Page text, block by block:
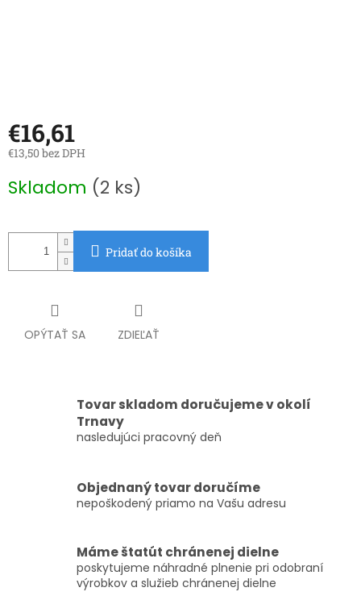
€16,61
€13,50 bez DPH
cena:
Skladom (2 ks)
Pridať do košíka
OPÝTAŤ SA ZDIEĽAŤ
Tovar skladom doručujeme v okolí
Trnavy
nasledujúci pracovný deň
Objednaný tovar doručíme
nepoškodený priamo na Vašu adresu
Máme štatút chránenej dielne
poskytujeme náhradné plnenie pri odobraní
výrobkov a služieb chránenej dielne